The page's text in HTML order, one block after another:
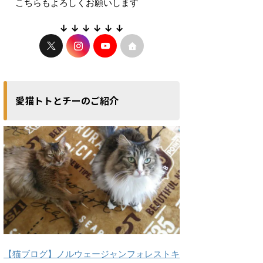
こちらもよろしくお願いします
↓ ↓ ↓ ↓ ↓ ↓
愛猫トトとチーのご紹介
【猫ブログ】ノルウェージャンフォレストキ